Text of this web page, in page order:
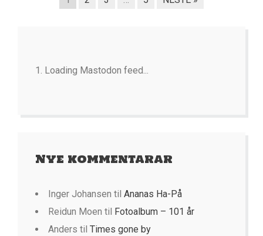
Loading Mastodon feed...
Nye kommentarar
Inger Johansen til Ananas Ha-På
Reidun Moen til Fotoalbum – 101 år
Anders til Times gone by